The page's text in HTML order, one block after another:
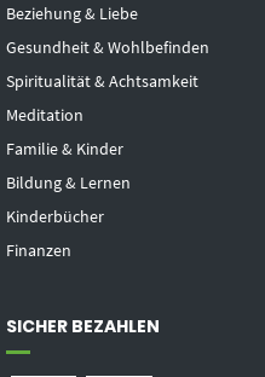
Beziehung & Liebe
Gesundheit & Wohlbefinden
Spiritualität & Achtsamkeit
Meditation
Familie & Kinder
Bildung & Lernen
Kinderbücher
Finanzen
SICHER BEZAHLEN